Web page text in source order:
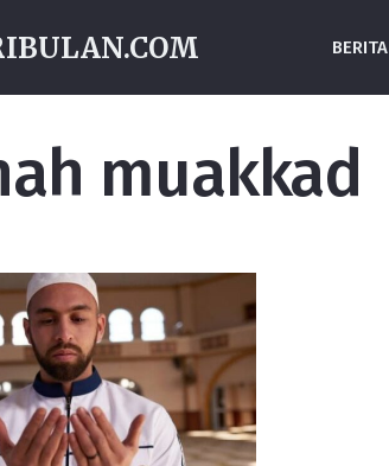
BERITA
muakkad